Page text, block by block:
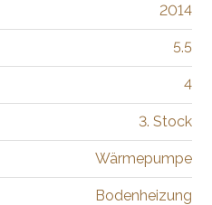
2014
5.5
4
3. Stock
Wärmepumpe
Bodenheizung